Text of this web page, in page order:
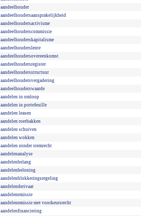
aandeelhouder
aandeelhoudersaansprakelijkheid
aandeelhoudersactivisme
aandeelhouderscommissie
aandeelhouderskapitalisme
aandeelhouderslente
aandeelhoudersovereenkomst
aandeelhoudersregister
aandeelhoudersstructuur
aandeelhoudersvergadering
aandeelhouderswaarde
aandelen in omloop
aandelen in portefeuille
aandelen leasen
aandelen roerbakken
aandelen schuiven
aandelen wokken
aandelen zonder stemrecht
aandelenanalyse
aandelenbelang
aandelenbeloning
aandelenblokkeringsregeling
aandelenderivaat
aandelenemissie
aandelenemissie met voorkeursrecht
aandelenfinanciering